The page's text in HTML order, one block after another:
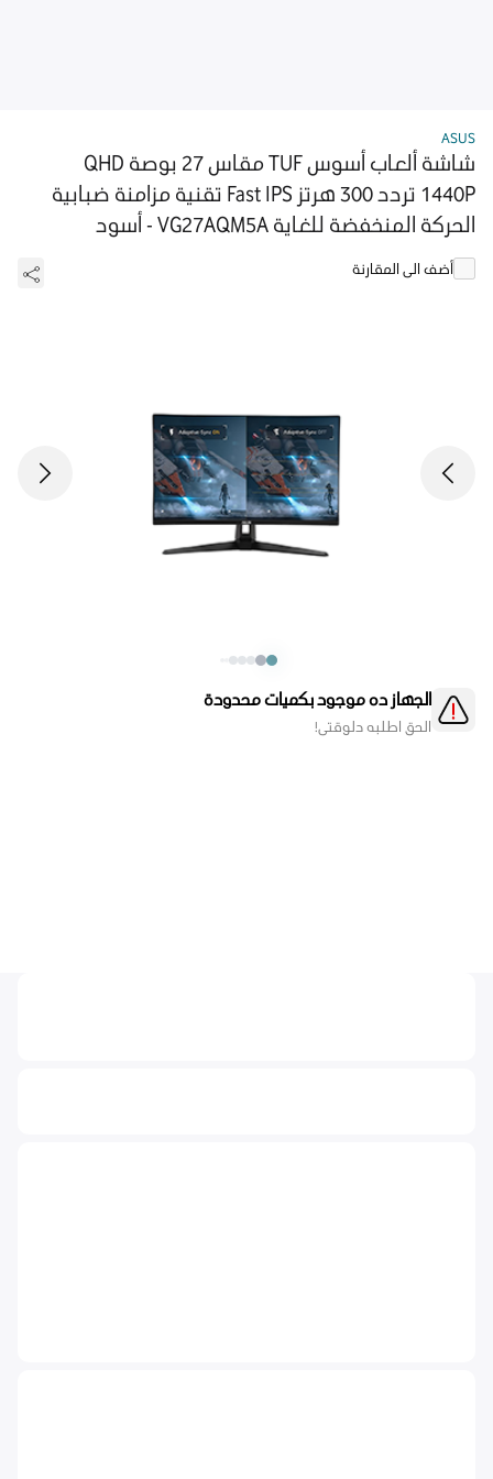
ASUS
شاشة ألعاب أسوس TUF مقاس 27 بوصة QHD
1440P تردد 300 هرتز Fast IPS تقنية مزامنة ضبابية
الحركة المنخفضة للغاية VG27AQM5A - أسود
أضف الى المقارنة
الجهاز ده موجود بكميات محدودة
الحق اطلبه دلوقتي!